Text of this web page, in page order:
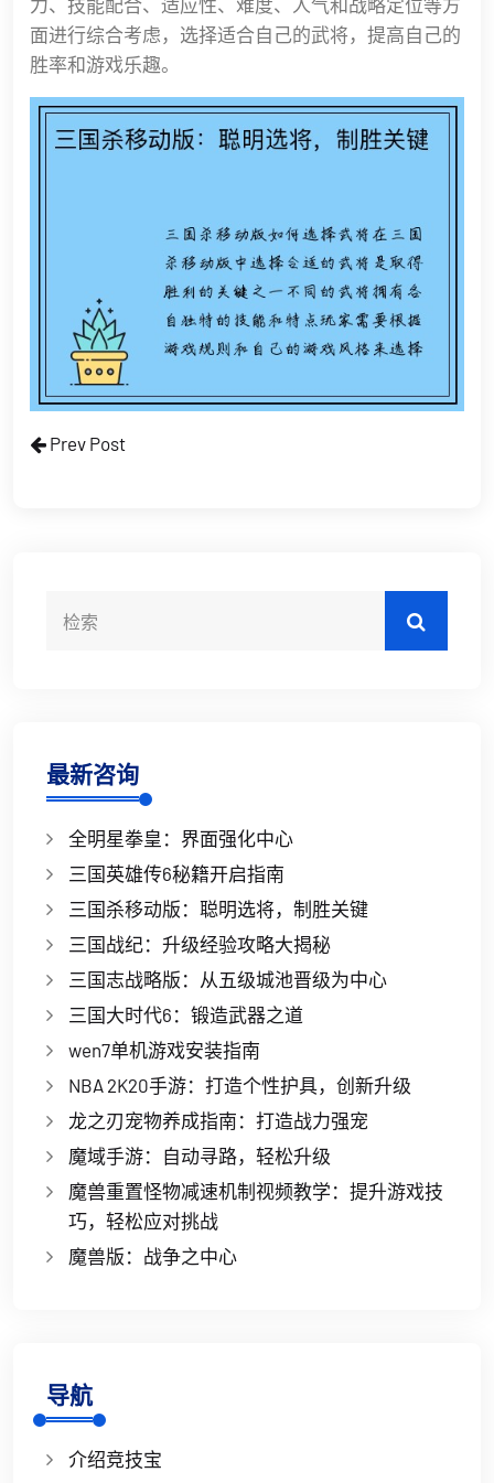
面进行综合考虑，选择适合自己的武将，提高自己的
胜率和游戏乐趣。
Prev Post
最新咨询
全明星拳皇：界面强化中心
三国英雄传6秘籍开启指南
三国杀移动版：聪明选将，制胜关键
三国战纪：升级经验攻略大揭秘
三国志战略版：从五级城池晋级为中心
三国大时代6：锻造武器之道
wen7单机游戏安装指南
NBA 2K20手游：打造个性护具，创新升级
龙之刃宠物养成指南：打造战力强宠
魔域手游：自动寻路，轻松升级
魔兽重置怪物减速机制视频教学：提升游戏技
巧，轻松应对挑战
魔兽版：战争之中心
导航
介绍竞技宝